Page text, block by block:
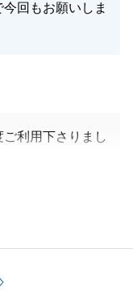
回もお願いしま
利用下さりまし
しております。
の手続きもご理
ました。